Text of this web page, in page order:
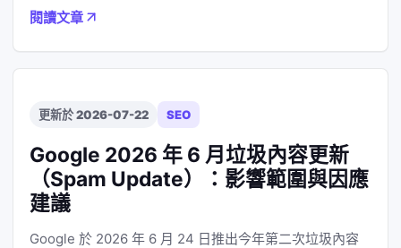
閱讀文章
更新於 2026-07-22 SEO
Google 2026 年 6 月垃圾內容更新
（Spam Update）：影響範圍與因應
建議
Google 於 2026 年 6 月 24 日推出今年第二次垃圾內容